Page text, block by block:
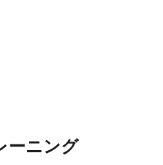
ーニング